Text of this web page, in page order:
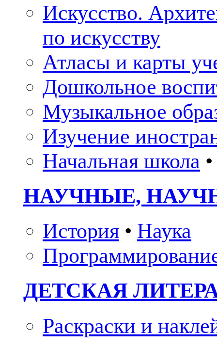
Искусство.
по искусству
Атласы и карты
Дошкольное
Музыкальное
Изучение
Начальная школа •
НАУЧНЫЕ,
История • Наука
ДЕТСКАЯ
Раскраски и